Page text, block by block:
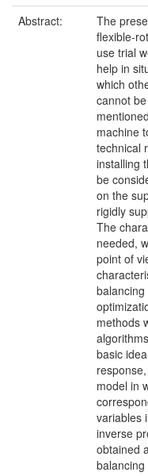
Abstract:
The
flexible-
use trial
help in
which
cannot
machine
technical
installing
be
on the
rigidly
The
needed,
point of
methods
basic
model in
variables
inverse
obtained